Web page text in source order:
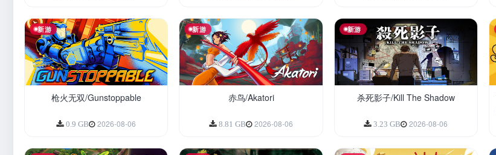
新游
枪火无双/Gunstoppable
0.9 GB 2026-08-06
新游
赤鸟/Akatori
8.81 GB 2026-08-06
新游
杀死影子/Kill The Shadow
3.23 GB 2026-08-06